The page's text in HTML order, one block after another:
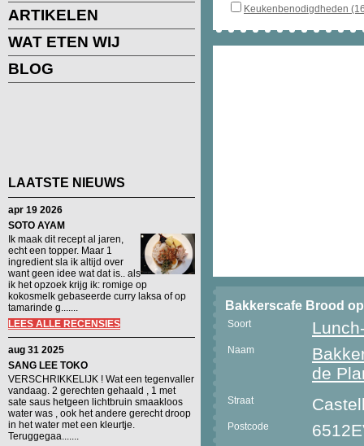
ARTIKELEN
WAT ETEN WIJ
BLOG
LAATSTE NIEUWS
apr 19 2026
SOTO AYAM
Ik maak dit recept al jaren,
echt een topper. Maar 1
ingredient sla ik altijd over
want geen idee wat dat is.. als
ik het opzoek krijg ik: romige op
kokosmelk gebaseerde curry laksa of op
tamarinde g.......
LEES ALLE RECENSIES
aug 31 2025
SANG LEE TOKO
VERSCHRIKKELIJK ! Wat een tegenvaller
vandaag. 2 gerechten gehaald , 1 met
sate saus hetgeen lichtbruin smaakloos
water was , ook het andere gerecht droop
in het water met een kleurtje.
Teruggegaa.......
Keukenbenodigdheden
Bakkerscafe Brood
Soort
Naam
de
Straat
Postcode